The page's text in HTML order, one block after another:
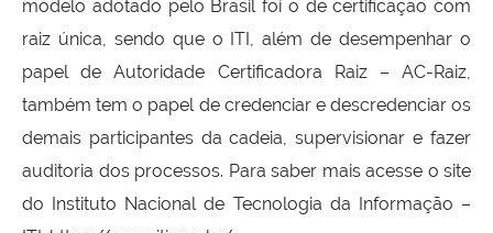
modelo adotado pelo Brasil foi o de certificação com
raiz única, sendo que o ITI, além de desempenhar o
papel de Autoridade Certificadora Raiz – AC-Raiz,
também tem o papel de credenciar e descredenciar os
demais participantes da cadeia, supervisionar e fazer
auditoria dos processos. Para saber mais acesse o site
do Instituto Nacional de Tecnologia da Informação –